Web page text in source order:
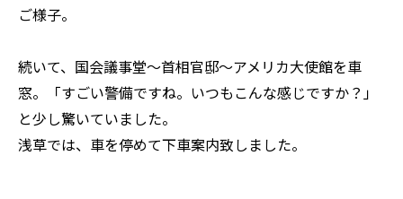
ご様子。
続いて、国会議事堂〜首相官邸〜アメリカ大使館を車
窓。「すごい警備ですね。いつもこんな感じですか？」
と少し驚いていました。
浅草では、車を停めて下車案内致しました。